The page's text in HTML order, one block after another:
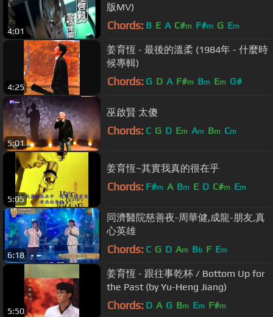
4:01
版MV)
Chords: B E A C#m F#m G Em
4:25
姜育恆 - 最後的溫柔 (1984年 - 什麼時
候專輯)
Chords: G D A F#m Bm Em G#
5:01
巫啟賢 太傻
Chords: C G D Em Am Bm Cm
5:05
姜育恆~其實我真的很在乎
Chords: F#m A Bm E D C#m Em
6:18
同濟醫院慈善夜-周華健,成龍-朋友,真
心英雄
Chords: C G D Am Bb F Em
5:50
姜育恆 - 跟往事乾杯 / Bottom Up for
the Past (by Yu-Heng Jiang)
Chords: D A G Bm Em F#m